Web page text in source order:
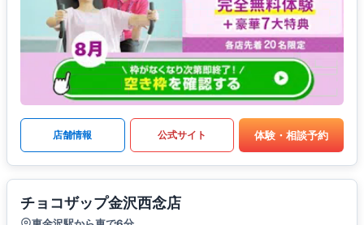
店舗情報 公式サイト 体験・相談予約
チョコザップ金沢西念店